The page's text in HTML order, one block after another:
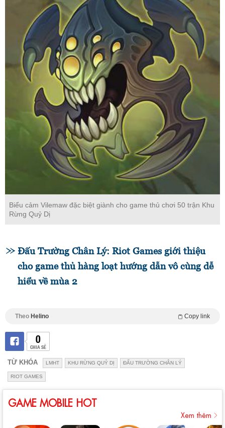
Biểu cảm Vilemaw đặc biệt giành cho game thủ chơi 50 trận Khu
Rừng Quỷ Dị
Đấu Trường Chân Lý: Riot Games giới thiệu
cho game thủ hàng loạt hướng dẫn vô cùng dễ
hiểu về mùa 2
Theo Helino Copy link
0
CHIA SẺ
TỪ KHÓA LMHT KHU RỪNG QUỶ DỊ ĐẤU TRƯỜNG CHÂN LÝ
RIOT GAMES
GAME MOBILE HOT
Xem thêm